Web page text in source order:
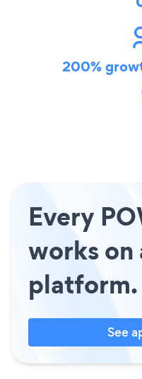
200%
Every
works on
platform.
See